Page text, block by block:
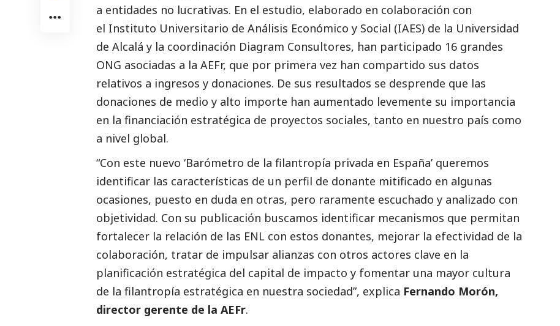
a entidades no lucrativas. En el estudio, elaborado en colaboración con
el Instituto Universitario de Análisis Económico y Social (IAES) de la Universidad
de Alcalá y la coordinación Diagram Consultores, han participado 16 grandes
ONG asociadas a la AEFr, que por primera vez han compartido sus datos
relativos a ingresos y donaciones. De sus resultados se desprende que las
donaciones de medio y alto importe han aumentado levemente su importancia
en la financiación estratégica de proyectos sociales, tanto en nuestro país como
a nivel global.
“Con este nuevo ‘Barómetro de la filantropía privada en España’ queremos
identificar las características de un perfil de donante mitificado en algunas
ocasiones, puesto en duda en otras, pero raramente escuchado y analizado con
objetividad. Con su publicación buscamos identificar mecanismos que permitan
fortalecer la relación de las ENL con estos donantes, mejorar la efectividad de la
colaboración, tratar de impulsar alianzas con otros actores clave en la
planificación estratégica del capital de impacto y fomentar una mayor cultura
de la filantropía estratégica en nuestra sociedad”, explica Fernando Morón,
director gerente de la AEFr.